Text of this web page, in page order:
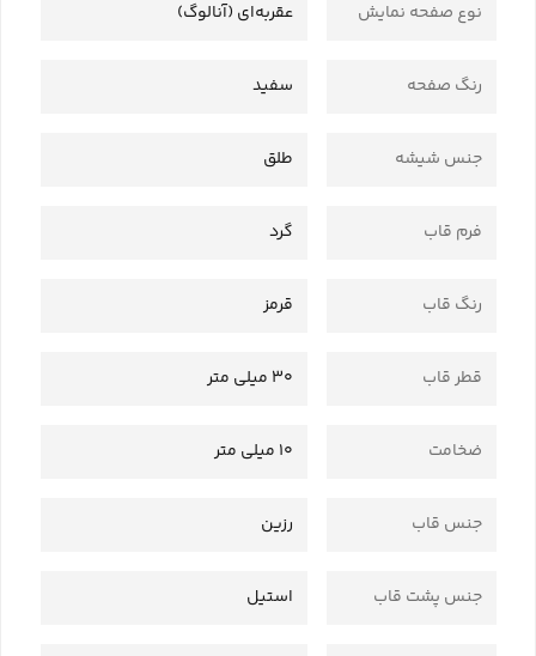
نوع صفحه نمایش عقربه‌ای (آنالوگ)
رنگ صفحه سفید
جنس شیشه طلق
فرم قاب گرد
رنگ قاب قرمز
قطر قاب 30 میلی متر
ضخامت 10 میلی متر
جنس قاب رزین
جنس پشت قاب استیل